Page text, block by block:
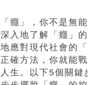
癮」，你不是無能
入地了解「癮」
應對現代社會的
確方法，你就能
生。以下5個關鍵